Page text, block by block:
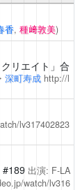
香, 種﨑敦美)
リエイト」合
深町寿成 http://l
lv317402823
#189 出演: F-LA
watch/lv316